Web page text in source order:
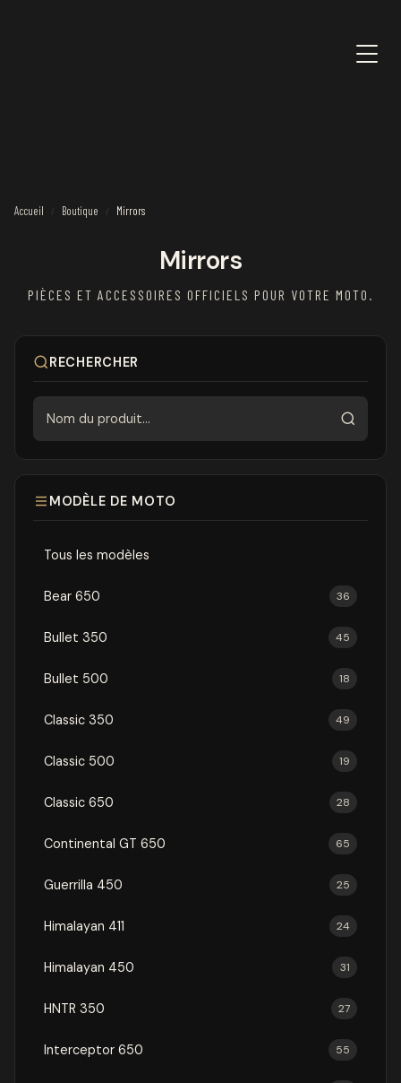
Accueil / Boutique / Mirrors
Mirrors
PIÈCES ET ACCESSOIRES OFFICIELS POUR VOTRE MOTO.
RECHERCHER
MODÈLE DE MOTO
Tous les modèles
Bear 650 36
Bullet 350 45
Bullet 500 18
Classic 350 49
Classic 500 19
Classic 650 28
Continental GT 650 65
Guerrilla 450 25
Himalayan 411 24
Himalayan 450 31
HNTR 350 27
Interceptor 650 55